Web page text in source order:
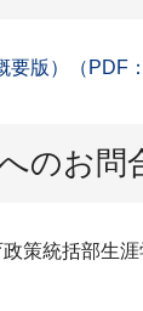
要版）（PDF
のお問
策統括部生